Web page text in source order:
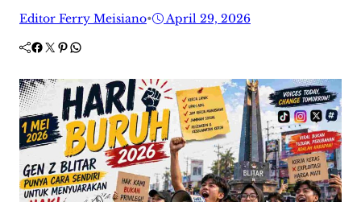
Editor Ferry Meisiano• April 29, 2026
Facebook Twitter Pinterest WhatsApp